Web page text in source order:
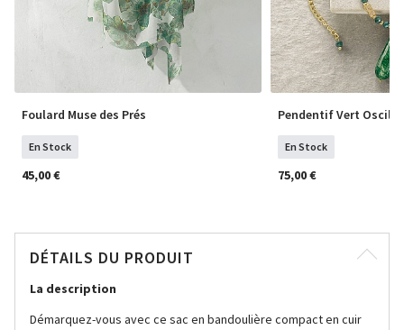
Foulard Muse des Prés
En Stock
45,00 €
Pendentif Vert Oscille
En Stock
75,00 €
DÉTAILS DU PRODUIT
La description
Démarquez-vous avec ce sac en bandoulière compact en cuir